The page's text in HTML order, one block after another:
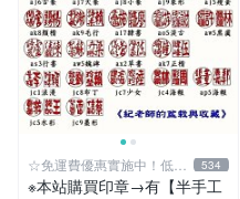
☆免運費優惠實施中！低於
批發價
534
※本站購買印章→有【半手工